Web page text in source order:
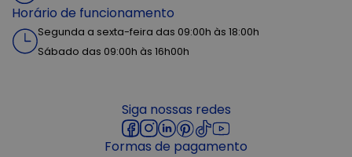
Horário de funcionamento
Segunda a sexta-feira das 09:00h às 18:00h
Sábado das 09:00h às 16h00h
Siga nossas redes
Formas de pagamento